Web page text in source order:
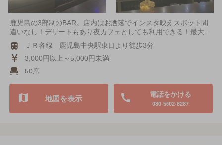
鹿児島の3部制のBAR。店内はお洒落でインスタ映えスポット間
違いなし！デザートもあり夜カフェとしても利用できる！最大…
ＪＲ各線 鹿児島中央駅東口より徒歩3分
3,000円以上～5,000円未満
50席
電話をかける
080-5602-8287
地図を表示